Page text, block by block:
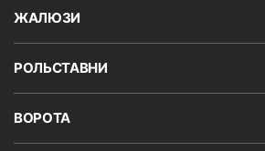
ЖАЛЮЗИ
РОЛЬСТАВНИ
ВОРОТА